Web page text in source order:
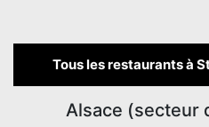
Tous les restaurants à
Alsace (secteur